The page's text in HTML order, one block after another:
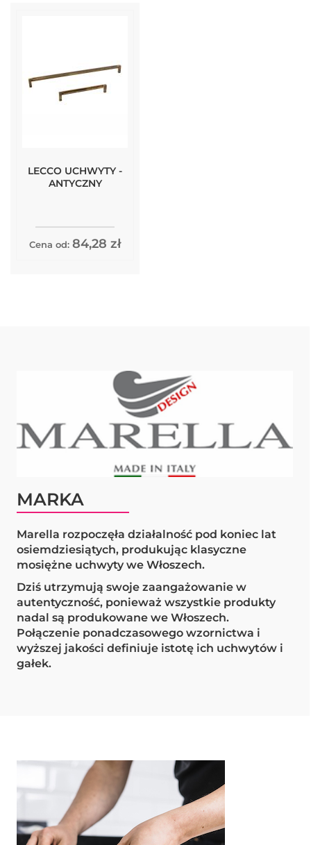
LECCO UCHWYTY -
ANTYCZNY
Cena od: 84,28 zł
MARKA
Marella rozpoczęła działalność pod koniec lat
osiemdziesiątych, produkując klasyczne
mosiężne uchwyty we Włoszech.
Dziś utrzymują swoje zaangażowanie w
autentyczność, ponieważ wszystkie produkty
nadal są produkowane we Włoszech.
Połączenie ponadczasowego wzornictwa i
wyższej jakości definiuje istotę ich uchwytów i
gałek.